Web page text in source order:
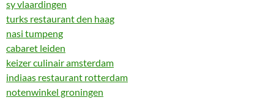
sy vlaardingen
turks restaurant den haag
nasi tumpeng
cabaret leiden
keizer culinair amsterdam
indiaas restaurant rotterdam
notenwinkel groningen